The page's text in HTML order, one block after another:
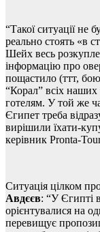
“Такої ситуації не
реально стоять «в
Шейх весь
інформацію про
пощастило (ттт,
“Корал” всіх
готелям. У той же
Єгипет треба
вирішили їхати-
керівник Pronta-
Ситуація цілком
Авдєєв: “У Єгипті
орієнтувалися на
перевищує